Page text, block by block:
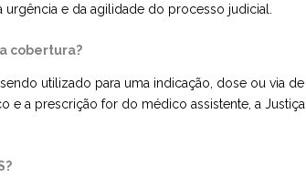
e da agilidade do processo judicial.
cobertura?
utilizado para uma indicação, dose ou via
e a prescrição for do médico assistente, a